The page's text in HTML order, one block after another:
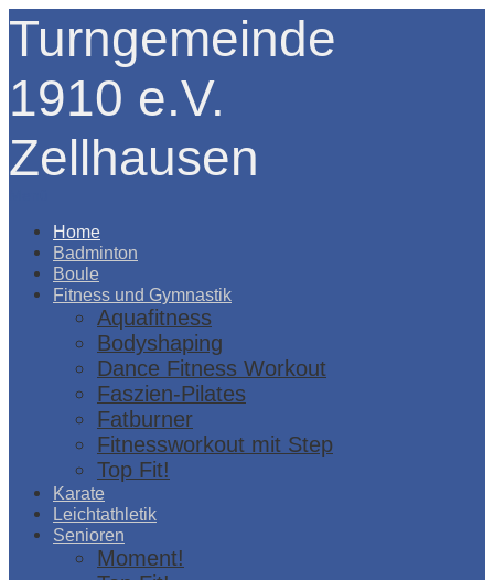
Turngemeinde
1910 e.V.
Zellhausen
Home
Badminton
Boule
Fitness und Gymnastik
Aquafitness
Bodyshaping
Dance Fitness Workout
Faszien-Pilates
Fatburner
Fitnessworkout mit Step
Top Fit!
Karate
Leichtathletik
Senioren
Moment!